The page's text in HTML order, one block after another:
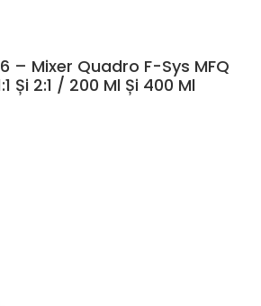
– Mixer Quadro F-Sys MFQ
Și 2:1 / 200 Ml Și 400 Ml